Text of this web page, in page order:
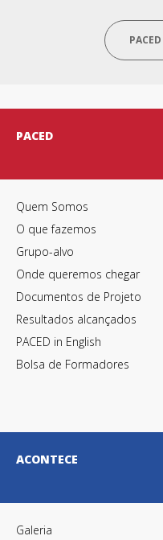
PACED
Quem Somos
O que fazemos
Grupo-alvo
Onde queremos chegar
Documentos de Projeto
Resultados alcançados
PACED in English
Bolsa de Formadores
ACONTECE
Galeria
Termos